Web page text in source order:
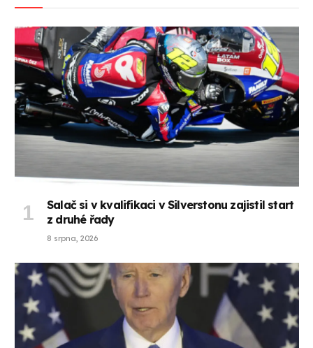
Salač si v kvalifikaci v Silverstonu zajistil start
z druhé řady
8 srpna, 2026